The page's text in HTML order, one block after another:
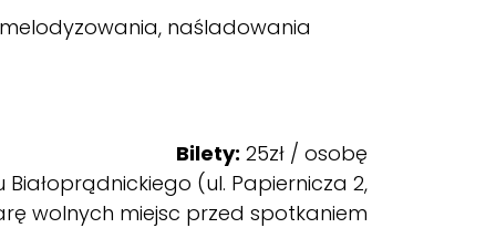
naśladowania
Bilety: 25zł / osobę
Białoprądnickiego (ul. Papiernicza 2,
wolnych miejsc przed spotkaniem